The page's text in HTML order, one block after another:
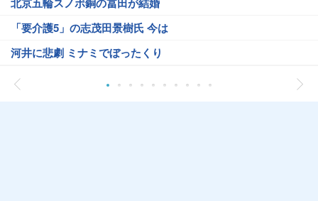
「要介護5」の志茂田景樹氏 今は
河井に悲劇 ミナミでぼったくり